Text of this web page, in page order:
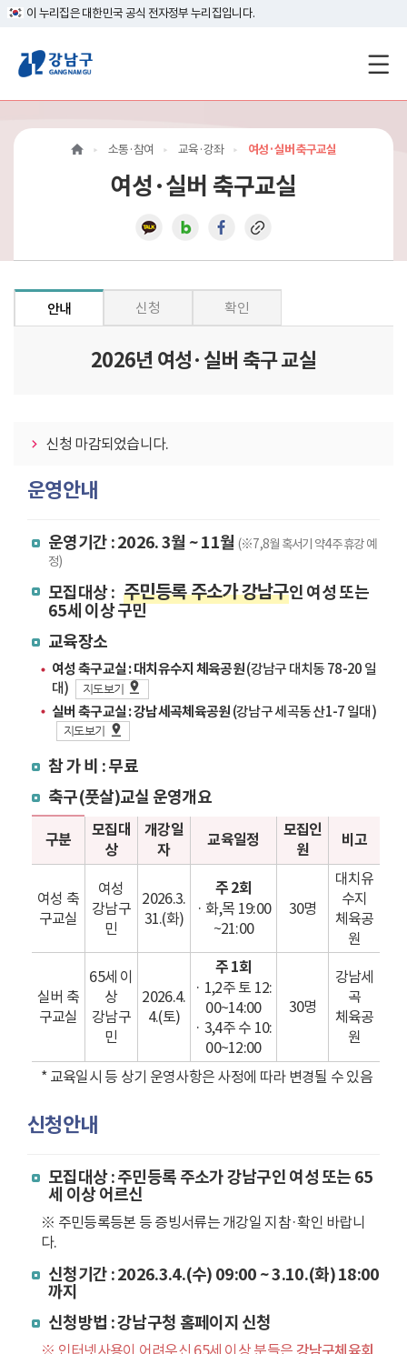
이 누리집은 대한민국 공식 전자정부 누리집입니다.
강
남
구
지
메
소통·참여 교육·강좌 여성·실버 축구교실
여성·실버 축구교실
안내 신청 확인
2026년 여성·실버 축구 교실
신청 마감되었습니다.
운영안내
운영기간 : 2026. 3월 ~ 11월 (※7,8월 혹서기 약4주 휴강 예
정)
모집대상 : 주민등록 주소가 강남구인 여성 또는
65세 이상 구민
교육장소
여성 축구교실 : 대치유수지 체육공원(강남구 대치동 78-20 일
대)
지도보기
실버 축구교실 : 강남세곡체육공원 (강남구 세곡동 산1-7 일대)
지도보기
참 가 비 : 무료
축구(풋살)교실 운영개요
구분
모집대
상
개강일
자
교육일정
모집인
원
비고
여성 축
구교실
여성
강남구
민
2026.3.
31.(화)
주 2회
· 화,목 19:00
~21:00
30명
대치유
수지
체육공
원
실버 축
구교실
65세 이
상
강남구
민
2026.4.
4.(토)
주 1회
· 1,2주 토 12:
00~14:00
· 3,4주 수 10:
00~12:00
30명
강남세
곡
체육공
원
* 교육일시 등 상기 운영사항은 사정에 따라 변경될 수 있음
신청안내
모집대상 : 주민등록 주소가 강남구인 여성 또는 65
세 이상 어르신
※ 주민등록등본 등 증빙서류는 개강일 지참·확인 바랍니
다.
신청기간 : 2026.3.4.(수) 09:00 ~ 3.10.(화) 18:00
까지
신청방법 : 강남구청 홈페이지 신청
※ 인터넷사용이 어려우신 65세 이상 분들은 강남구체육회